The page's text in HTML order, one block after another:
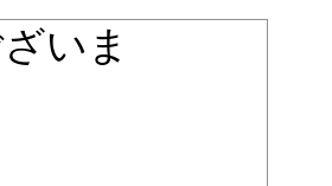
いま